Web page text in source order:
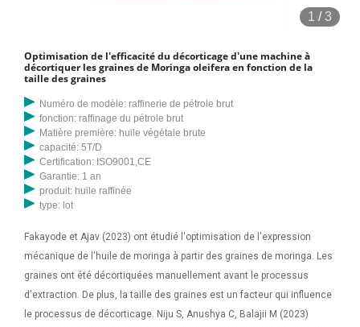
1 /3
Optimisation de l'efficacité du décorticage d'une machine à
décortiquer les graines de Moringa oleifera en fonction de la
taille des graines
Numéro de modèle: raffinerie de pétrole brut
fonction: raffinage du pétrole brut
Matière première: huile végétale brute
capacité: 5T/D
Certification: ISO9001,CE
Garantie: 1 an
produit: huile raffinée
type: lot
Fakayode et Ajav (2023) ont étudié l'optimisation de l'expression
mécanique de l'huile de moringa à partir des graines de moringa. Les
graines ont été décortiquées manuellement avant le processus
d'extraction. De plus, la taille des graines est un facteur qui influence
le processus de décorticage. Niju S, Anushya C, Balajii M (2023)